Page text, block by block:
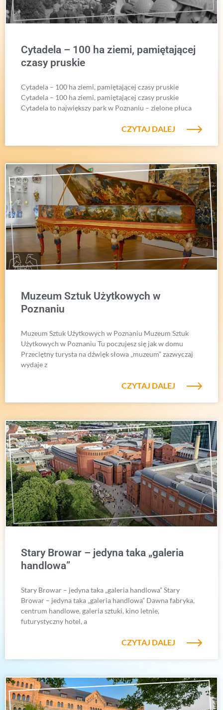
Cytadela – 100 ha ziemi, pamiętającej
czasy pruskie
Cytadela – 100 ha ziemi, pamiętającej czasy pruskie
Cytadela – 100 ha ziemi, pamiętającej czasy pruskie
Cytadela to największy park w Poznaniu – zielone płuca
CZYTAJ DALEJ
Muzeum Sztuk Użytkowych w
Poznaniu
Muzeum Sztuk Użytkowych w Poznaniu Muzeum Sztuk
Użytkowych w Poznaniu Tu poczujesz się jak w domu
Przeciętny turysta na dźwięk słowa „muzeum” zazwyczaj
wydaje z
CZYTAJ DALEJ
Stary Browar – jedyna taka „galeria
handlowa”
Stary Browar – jedyna taka „galeria handlowa” Stary
Browar – jedyna taka „galeria handlowa” Dawna fabryka,
centrum handlowe, galeria sztuki, kino letnie,
futurystyczny hotel, a
CZYTAJ DALEJ